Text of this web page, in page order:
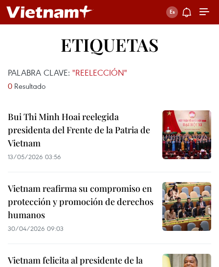
ETIQUETAS
PALABRA CLAVE: "REELECCIÓN"
0 Resultado
Bui Thi Minh Hoai reelegida
presidenta del Frente de la Patria de
Vietnam
13/05/2026 03:56
Vietnam reafirma su compromiso en
protección y promoción de derechos
humanos
30/04/2026 09:03
Vietnam felicita al presidente de la